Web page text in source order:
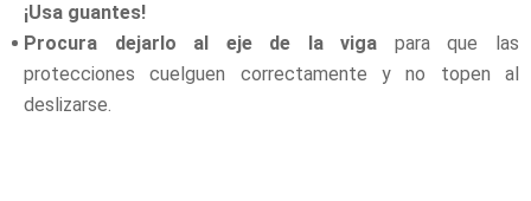
¡Usa guantes!
Procura dejarlo al eje de la viga para que las
protecciones cuelguen correctamente y no topen al
deslizarse.